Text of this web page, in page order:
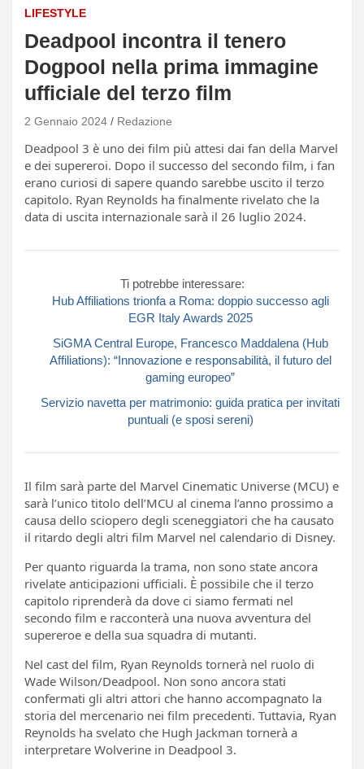
LIFESTYLE
Deadpool incontra il tenero
Dogpool nella prima immagine
ufficiale del terzo film
2 Gennaio 2024 Redazione
Deadpool 3 è uno dei film più attesi dai fan della Marvel
e dei supereroi. Dopo il successo del secondo film, i fan
erano curiosi di sapere quando sarebbe uscito il terzo
capitolo. Ryan Reynolds ha finalmente rivelato che la
data di uscita internazionale sarà il 26 luglio 2024.
Ti potrebbe interessare:
Hub Affiliations trionfa a Roma: doppio successo agli
EGR Italy Awards 2025
SiGMA Central Europe, Francesco Maddalena (Hub
Affiliations): “Innovazione e responsabilità, il futuro del
gaming europeo”
Servizio navetta per matrimonio: guida pratica per invitati
puntuali (e sposi sereni)
Il film sarà parte del Marvel Cinematic Universe (MCU) e
sarà l’unico titolo dell’MCU al cinema l’anno prossimo a
causa dello sciopero degli sceneggiatori che ha causato
il ritardo degli altri film Marvel nel calendario di Disney.
Per quanto riguarda la trama, non sono state ancora
rivelate anticipazioni ufficiali. È possibile che il terzo
capitolo riprenderà da dove ci siamo fermati nel
secondo film e racconterà una nuova avventura del
supereroe e della sua squadra di mutanti.
Nel cast del film, Ryan Reynolds tornerà nel ruolo di
Wade Wilson/Deadpool. Non sono ancora stati
confermati gli altri attori che hanno accompagnato la
storia del mercenario nei film precedenti. Tuttavia, Ryan
Reynolds ha svelato che Hugh Jackman tornerà a
interpretare Wolverine in Deadpool 3.